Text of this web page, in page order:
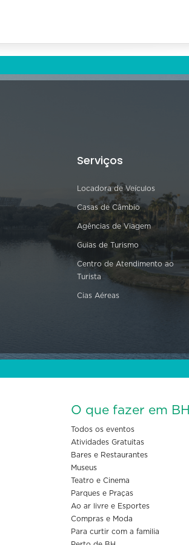
Serviços
Locadora de Veículos
Casas de Câmbio
Agências de Viagem
Guias de Turismo
Centro de Atendimento ao
Turista
Cias Aéreas
O que fazer em BH
Todos os eventos
Atividades Gratuitas
Bares e Restaurantes
Museus
Teatro e Cinema
Parques e Praças
Ao ar livre e Esportes
Compras e Moda
Para curtir com a familia